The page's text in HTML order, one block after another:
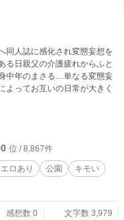
同人誌に感化され変態妄想を
日親父の介護疲れからふと
中年のまさる…単なる変態妄
よってお互いの日常が大きく
位 / 8,867件
ロあり 公園
キモい
感想数 0
文字数 3,979